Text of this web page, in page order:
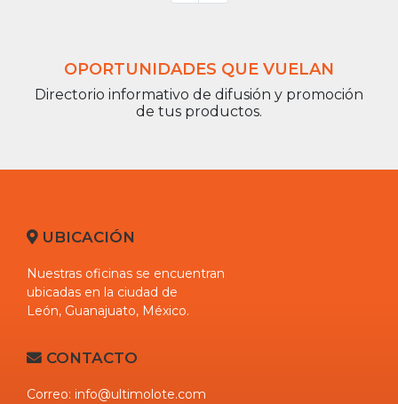
OPORTUNIDADES QUE VUELAN
Directorio informativo de difusión y promoción
de tus productos.
UBICACIÓN
Nuestras oficinas se encuentran
ubicadas en la ciudad de
León, Guanajuato, México.
CONTACTO
Correo: info@ultimolote.com